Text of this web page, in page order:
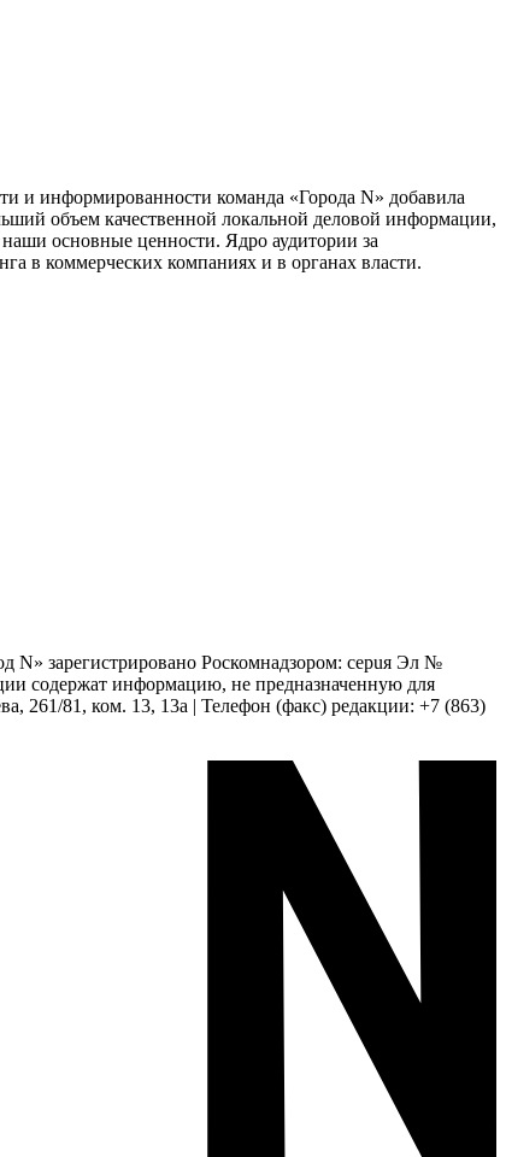
и информированности команда «Города N» добавила
объем качественной локальной деловой информации,
основные ценности. Ядро аудитории за
в коммерческих компаниях и в органах власти.
N» зарегистрировано Роскомнадзором: серuя Эл №
содержат информацию, не предназначенную для
261/81, ком. 13, 13а | Телефон (факс) редакции: +7 (863)